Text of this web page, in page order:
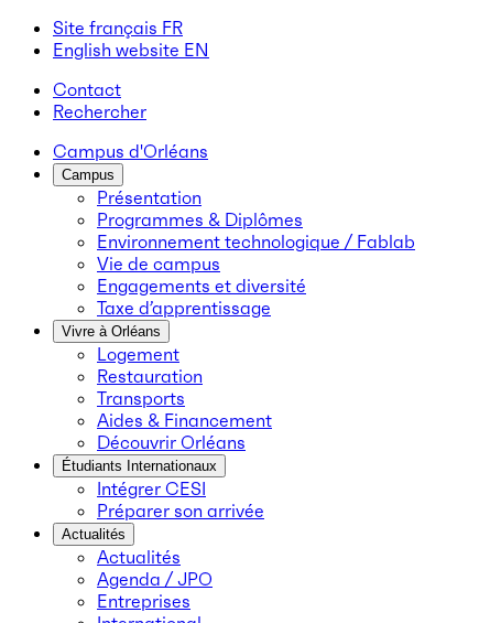
Site français FR
English website EN
Contact
Rechercher
Campus d'Orléans
Campus
Présentation
Programmes & Diplômes
Environnement technologique / Fablab
Vie de campus
Engagements et diversité
Taxe d’apprentissage
Vivre à Orléans
Logement
Restauration
Transports
Aides & Financement
Découvrir Orléans
Étudiants Internationaux
Intégrer CESI
Préparer son arrivée
Actualités
Actualités
Agenda / JPO
Entreprises